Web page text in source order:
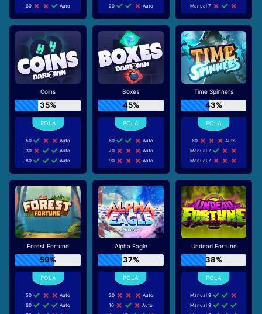
60
Auto
20
Auto
Manual 7
Coins
35%
50
Auto
30
Auto
80
Auto
Boxes
45%
60
Auto
70
Auto
90
Auto
Time Spinners
43%
60
Auto
Manual 7
Manual 7
Forest Fortune
59%
50
Auto
60
Auto
Alpha Eagle
37%
20
Auto
10
Auto
Undead Fortune
38%
Manual 9
Manual 9